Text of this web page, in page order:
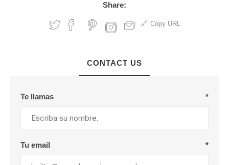
Share:
Copy URL
CONTACT US
Te llamas *
Tu email *